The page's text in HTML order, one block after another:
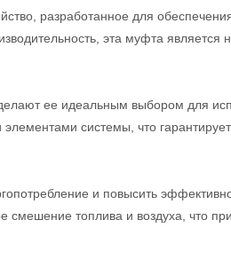
разработанное для
эта муфта
ее идеальным выбором для
системы, что
и повысить
смешение топлива и воздуха, что